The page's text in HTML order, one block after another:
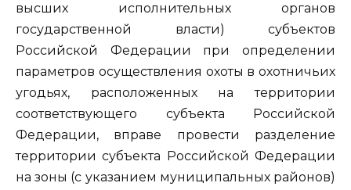
высших исполнительных органов
государственной власти) субъектов
Российской Федерации при определении
параметров осуществления охоты в охотничьих
угодьях, расположенных на территории
соответствующего субъекта Российской
Федерации, вправе провести разделение
территории субъекта Российской Федерации
на зоны (с указанием муниципальных районов)